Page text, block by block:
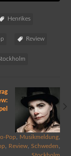
Henrikes
Review
Pop Musikmeldung
Review ,Schweden